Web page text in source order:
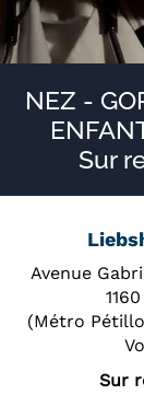
NEZ -
Sur
Avenue
(Métro
Sur